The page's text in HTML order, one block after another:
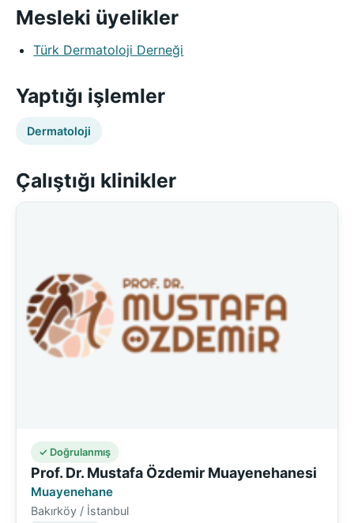
Mesleki üyelikler
Türk Dermatoloji Derneği
Yaptığı işlemler
Dermatoloji
Çalıştığı klinikler
✓ Doğrulanmış
Prof. Dr. Mustafa Özdemir Muayenehanesi
Muayenehane
Bakırköy / İstanbul